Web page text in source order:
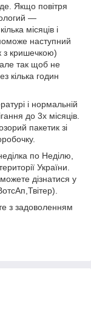
Якщо повітря
—
місяців і
наступний
з кришечкою)
так щоб не
кілька годин
і нормальній
до 3х місяців.
пакетик зі
по Неділю,
України.
дізнатися у
з задоволенням